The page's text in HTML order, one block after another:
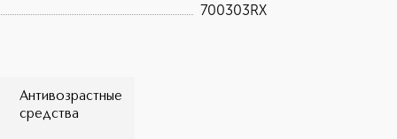
700303RX
Антивозрастные
средства